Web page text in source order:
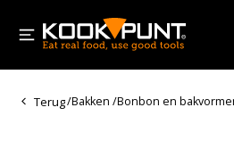
Terug/Bakken /Bonbon en